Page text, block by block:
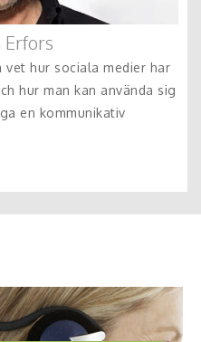
Erfors
hur sociala medier har
hur man kan använda sig
en kommunikativ